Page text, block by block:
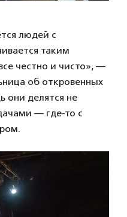
людей с
таким
честно и чисто», —
об откровенных
они делятся не
— где-то с